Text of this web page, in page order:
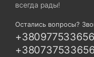
всегда рады!
Остались вопросы?
+380977533656
+380737533656